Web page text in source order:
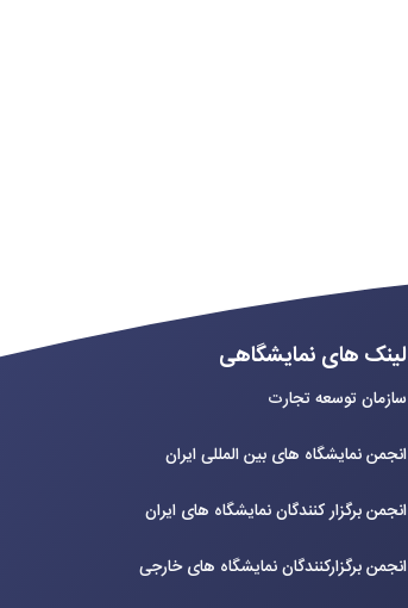
لینک های نمایشگاهی
سازمان توسعه تجارت
انجمن نمایشگاه های بین المللی ایران
انجمن برگزار کنندگان نمایشگاه های ایران
انجمن برگزارکنندگان نمایشگاه های خارجی